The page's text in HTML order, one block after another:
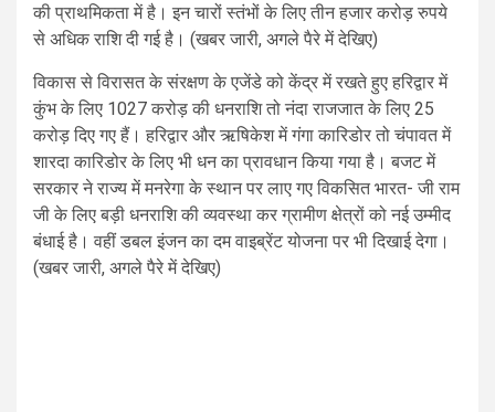
की प्राथमिकता में है। इन चारों स्तंभों के लिए तीन हजार करोड़ रुपये
से अधिक राशि दी गई है। (खबर जारी, अगले पैरे में देखिए)
विकास से विरासत के संरक्षण के एजेंडे को केंद्र में रखते हुए हरिद्वार में
कुंभ के लिए 1027 करोड़ की धनराशि तो नंदा राजजात के लिए 25
करोड़ दिए गए हैं। हरिद्वार और ऋषिकेश में गंगा कारिडोर तो चंपावत में
शारदा कारिडोर के लिए भी धन का प्रावधान किया गया है। बजट में
सरकार ने राज्य में मनरेगा के स्थान पर लाए गए विकसित भारत- जी राम
जी के लिए बड़ी धनराशि की व्यवस्था कर ग्रामीण क्षेत्रों को नई उम्मीद
बंधाई है। वहीं डबल इंजन का दम वाइब्रेंट योजना पर भी दिखाई देगा।
(खबर जारी, अगले पैरे में देखिए)